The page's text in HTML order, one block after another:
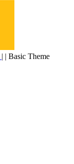
| | Basic Theme